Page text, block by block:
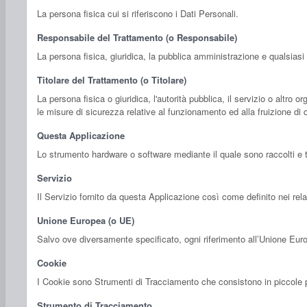
La persona fisica cui si riferiscono i Dati Personali.
Responsabile del Trattamento (o Responsabile)
La persona fisica, giuridica, la pubblica amministrazione e
Titolare del Trattamento (o Titolare)
La persona fisica o giuridica, l'autorità pubblica, il servizio o altro
le misure di sicurezza relative al funzionamento ed alla fruizione
Questa Applicazione
Lo strumento hardware o software mediante il quale sono raccolti
Servizio
Il Servizio fornito da questa Applicazione così come definito nei
Unione Europea (o UE)
Salvo ove diversamente specificato, ogni riferimento all’Unione
Cookie
I Cookie sono Strumenti di Tracciamento che consistono in